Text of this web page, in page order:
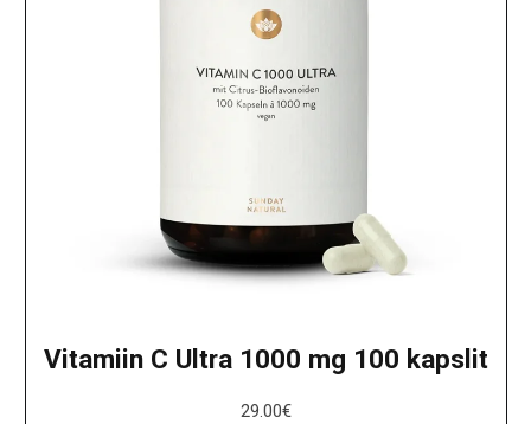
Vitamiin C Ultra 1000 mg 100 kapslit
29.00€